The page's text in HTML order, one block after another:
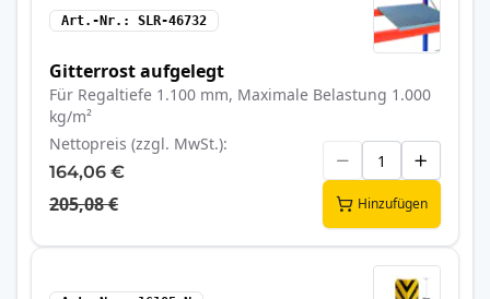
Art.-Nr. SLR-46732
Gitterrost aufgelegt
Für Regaltiefe 1.100 mm, Maximale Belastung 1.000
kg/m²
Nettopreis (zzgl. MwSt.)
164,06 €
205,08 € Hinzufügen